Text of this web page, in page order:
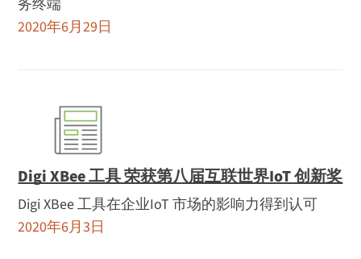
务终端
2020年6月29日
Digi XBee 工具 荣获第八届互联世界IoT 创新奖
Digi XBee 工具在企业IoT 市场的影响力得到认可
2020年6月3日